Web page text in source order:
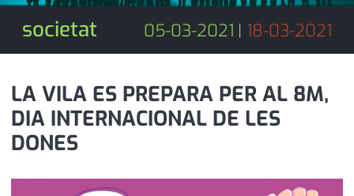
agenda
empresa
esports
subscripció
contacte
telèfons
societat 05-03-2021 | 18-03-2021
LA VILA ES PREPARA PER AL 8M,
DIA INTERNACIONAL DE LES
DONES